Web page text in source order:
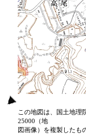
この地図は、国土地理
25000（地
図画像）を複製した